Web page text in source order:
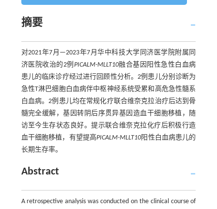
摘要
对2021年7月—2023年7月华中科技大学同济医学院附属同
济医院收治的2例 PICALM-MLLT10融合基因阳性急性白血病
患儿的临床诊疗经过进行回顾性分析。2例患儿分别诊断为
急性T淋巴细胞白血病伴中枢神经系统受累和高危急性髓系
白血病。2例患儿均在常规化疗联合维奈克拉治疗后达到骨
髓完全缓解，基因转阴后序贯异基因造血干细胞移植，随
访至今生存状态良好。提示联合维奈克拉化疗后积极行造
血干细胞移植，有望提高PICALM-MLLT10阳性白血病患儿的
长期生存率。
Abstract
A retrospective analysis was conducted on the clinical course of